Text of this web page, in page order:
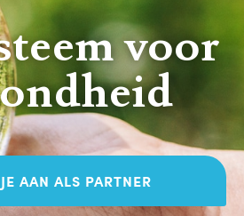
voor
AAN ALS PARTNER